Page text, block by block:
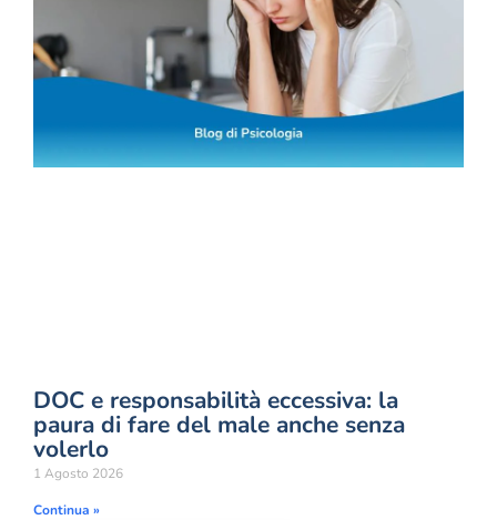
DOC e responsabilità eccessiva: la
paura di fare del male anche senza
volerlo
1 Agosto 2026
Continua »